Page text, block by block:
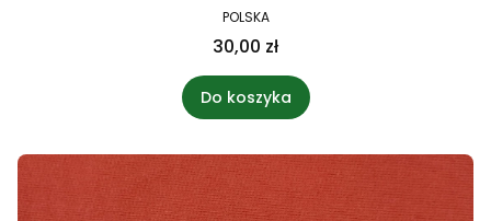
POLSKA
30,00 zł
Do koszyka